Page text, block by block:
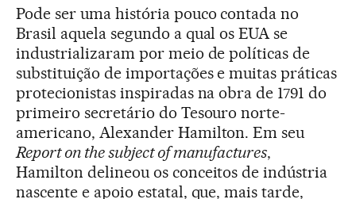
Pode ser uma história pouco contada no
Brasil aquela segundo a qual os EUA se
industrializaram por meio de políticas de
substituição de importações e muitas práticas
protecionistas inspiradas na obra de 1791 do
primeiro secretário do Tesouro norte-
americano, Alexander Hamilton. Em seu
Report on the subject of manufactures,
Hamilton delineou os conceitos de indústria
nascente e apoio estatal, que, mais tarde,